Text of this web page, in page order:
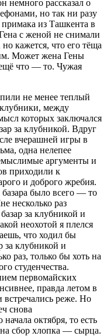
немного рассказал о
но так ни разу
примака из Ташкента в
с женой не снимали
кажется, что его тёща
Может жена Гены
что — то. Чужая
не менее теплый
между
которых заключался
за клубникой. Вдруг
вчерашней игры в
одна нелепее
аргументы и
приходили к
и доброго жребия.
базара было всего — то
несколько раз
за клубникой и
неохотой я плелся
что ходил бы
за клубникой и
раз, только бы хоть на
студенчества.
первомайских
правда летом в
встречались реже. Но
снова
октября, то есть
сбор хлопка — сырца.